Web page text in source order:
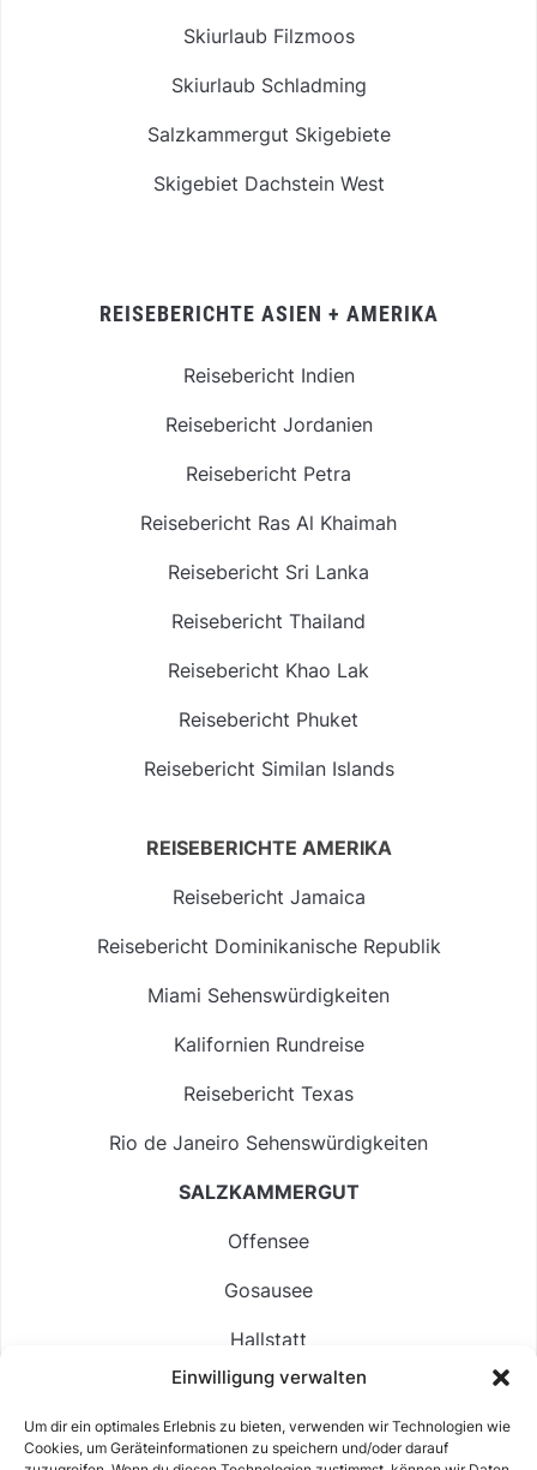
Einwilligung verwalten
Um dir ein optimales Erlebnis zu bieten, verwenden wir Technologien wie
Cookies, um Geräteinformationen zu speichern und/oder darauf
Skiurlaub Filzmoos
Skiurlaub Schladming
Salzkammergut Skigebiete
Skigebiet Dachstein West
REISEBERICHTE ASIEN + AMERIKA
Reisebericht Indien
Reisebericht Jordanien
Reisebericht Petra
Reisebericht Ras Al Khaimah
Reisebericht Sri Lanka
Reisebericht Thailand
Reisebericht Khao Lak
Reisebericht Phuket
Reisebericht Similan Islands
REISEBERICHTE AMERIKA
Reisebericht Jamaica
Reisebericht Dominikanische Republik
Miami Sehenswürdigkeiten
Kalifornien Rundreise
Reisebericht Texas
Rio de Janeiro Sehenswürdigkeiten
SALZKAMMERGUT
Offensee
Gosausee
Hallstatt
Langbathsee
Altausseer See